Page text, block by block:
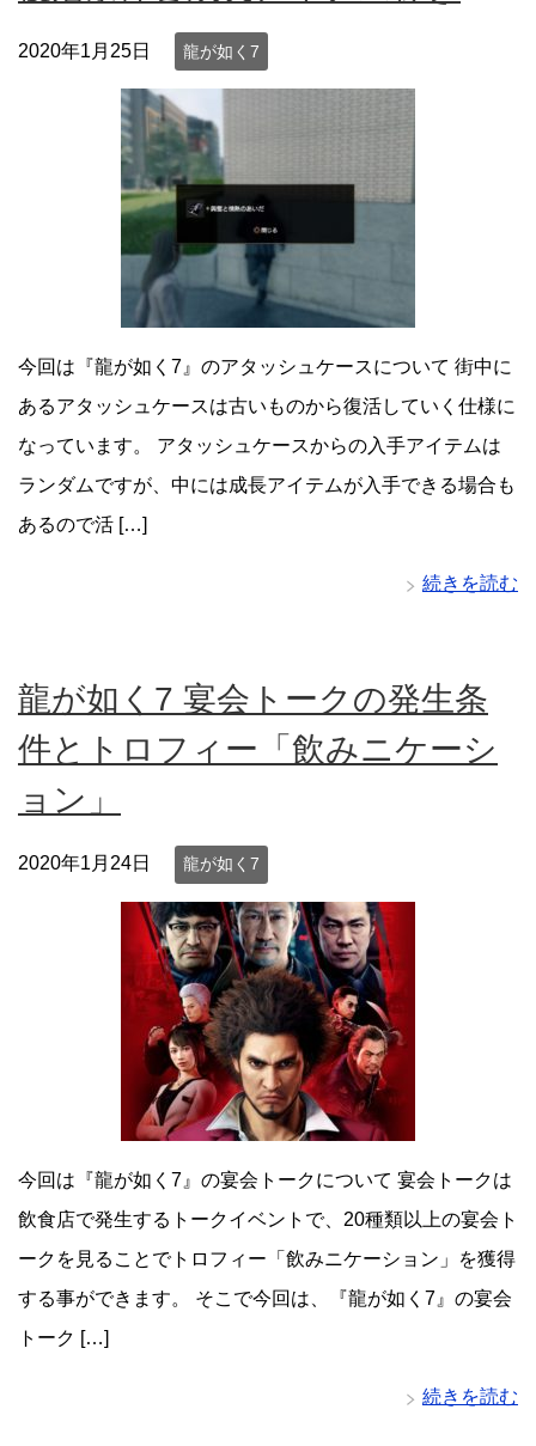
2020年1月25日 龍が如く7
今回は『龍が如く7』のアタッシュケースについて 街中に
あるアタッシュケースは古いものから復活していく仕様に
なっています。 アタッシュケースからの入手アイテムは
ランダムですが、中には成長アイテムが入手できる場合も
あるので活 […]
続きを読む
龍が如く7 宴会トークの発生条
件とトロフィー「飲みニケーシ
ョン」
2020年1月24日 龍が如く7
今回は『龍が如く7』の宴会トークについて 宴会トークは
飲食店で発生するトークイベントで、20種類以上の宴会ト
ークを見ることでトロフィー「飲みニケーション」を獲得
する事ができます。 そこで今回は、『龍が如く7』の宴会
トーク […]
続きを読む